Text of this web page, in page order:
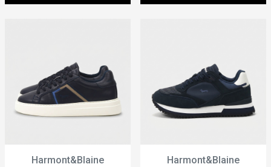
Harmont&Blaine
Harmont&Blaine